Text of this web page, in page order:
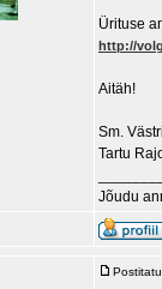
Ürituse
http://
Aitäh!
Sm.
Tartu
Jõudu